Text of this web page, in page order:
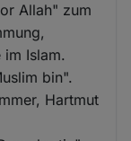
Allah" zum
Islam.
bin".
Hartmut